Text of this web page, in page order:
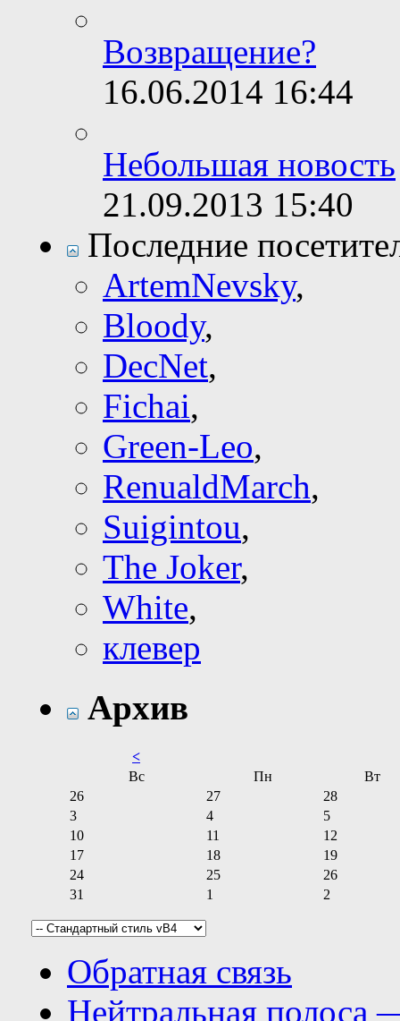
Возвращение?
16.06.2014 16:44
Небольшая новость
21.09.2013 15:40
Последние
ArtemNevsky,
Bloody,
DecNet,
Fichai,
Green-Leo,
RenualdMarch,
Suigintou,
The Joker,
White,
клевер
Архив
<
Вс
Пн
Вт
26
27
28
3
4
5
10
11
12
17
18
19
24
25
26
31
1 2
Обратная связь
Нейтральная полоса